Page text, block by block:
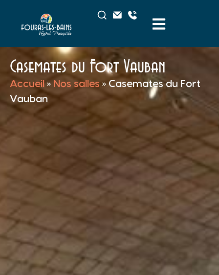
Casemates du Fort Vauban
Accueil » Nos salles »Casemates du Fort
Vauban